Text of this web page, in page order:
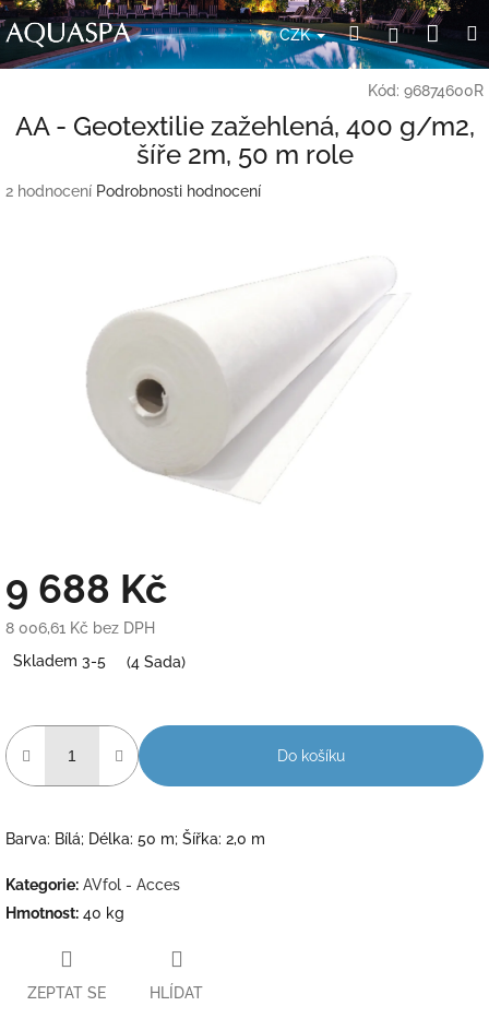
Přejít
na
obsah
CZK HledatPřihlášení
Kód: 96874600R
AA - Geotextilie zažehlená, 400 g/m2,
šíře 2m, 50 m role
Průměrné
2 hodnocení Podrobnosti hodnocení
9 688 Kč
8 006,61 Kč bez DPH
cena:
Skladem 3-5 (4 Sada)
Do košíku
Barva: Bílá; Délka: 50 m; Šířka: 2,0 m
Kategorie: AVfol - Acces
Hmotnost: 40 kg
ZEPTAT SE HLÍDAT